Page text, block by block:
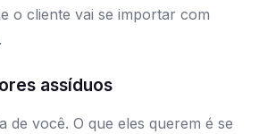
o cliente vai se importar com
assíduos
de você. O que eles querem é se